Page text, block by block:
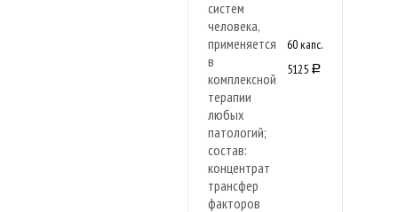
60 капс.
Новая
5125 a